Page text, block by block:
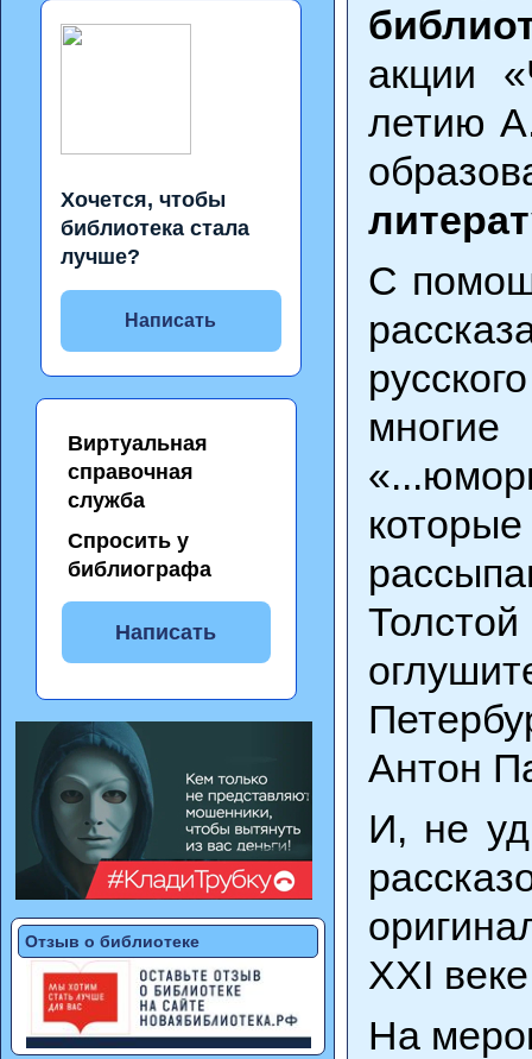
Хочется, чтобы
библиотека стала
лучше?
Написать
Виртуальная
справочная
служба
Спросить у
библиографа
Написать
Отзыв о библиотеке
акции
летию
С
Антон
И, не
XXI
На